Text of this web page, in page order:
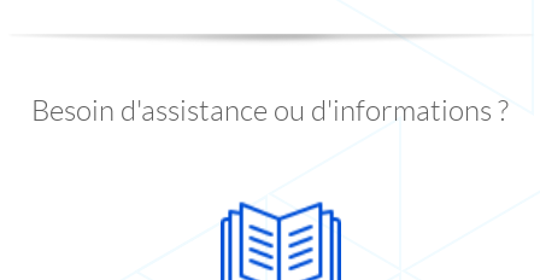
Besoin d'assistance ou d'informations ?